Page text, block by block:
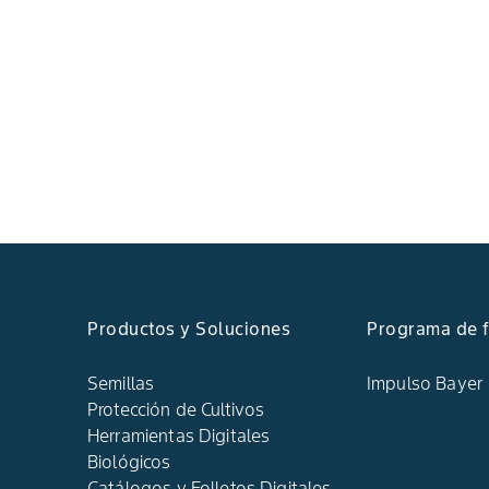
Productos y Soluciones
Semillas
Protección de Cultivos
Herramientas Digitales
Biológicos
Programa de
Impulso Bayer